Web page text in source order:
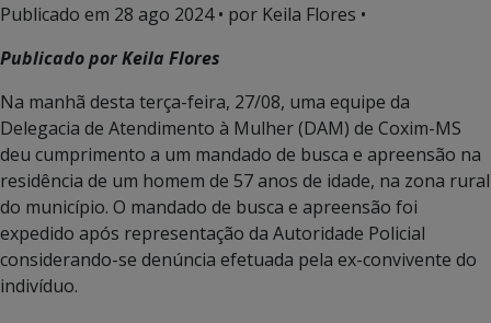
Publicado em 28 ago 2024• por Keila Flores •
Publicado por Keila Flores
Na manhã desta terça-feira, 27/08, uma equipe da
Delegacia de Atendimento à Mulher (DAM) de Coxim-MS
deu cumprimento a um mandado de busca e apreensão na
residência de um homem de 57 anos de idade, na zona rural
do município. O mandado de busca e apreensão foi
expedido após representação da Autoridade Policial
considerando-se denúncia efetuada pela ex-convivente do
indivíduo.